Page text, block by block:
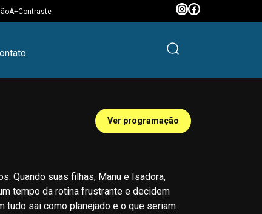
A+Contraste
Ver programação
Quando suas filhas, Manu e Isadora,
tempo da rotina frustrante e decidem
tudo sai como planejado e o que seriam